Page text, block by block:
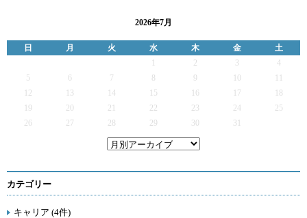
2026年7月
日 月 火 水 木 金
土
2 3
4
5
6 7 9
12
13 14 15 16 17
19
20 21 22 23 24
25
26
27 28 29 30 31
カテゴリー
キャリア (4件)